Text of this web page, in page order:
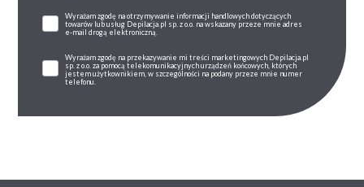
Wyrażam zgodę na otrzymywanie informacji handlowych dotyczących
towarów lub usług Depilacja.pl sp. z o.o. na wskazany przeze mnie adres
e-mail drogą elektroniczną.
Wyrażam zgodę na przekazywanie mi treści marketingowych Depilacja.pl
sp. z o.o. za pomocą telekomunikacyjnych urządzeń końcowych, których
jestem użytkownikiem, w szczególności na podany przeze mnie numer
telefonu.